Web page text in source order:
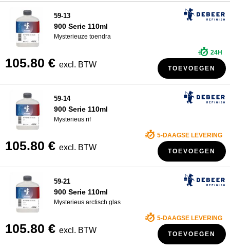
59-13
900 Serie 110ml
Mysterieuze toendra
105.80 € excl. BTW
24H
TOEVOEGEN
59-14
900 Serie 110ml
Mysterieus rif
105.80 € excl. BTW
5-DAAGSE LEVERING
TOEVOEGEN
59-21
900 Serie 110ml
Mysterieus arctisch glas
105.80 € excl. BTW
5-DAAGSE LEVERING
TOEVOEGEN